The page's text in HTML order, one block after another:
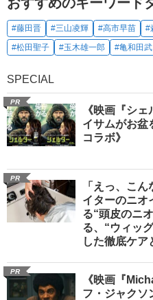
#藤田晋 #三山凌輝 #高市早苗 #
#松田聖子
#玉木雄一郎 #亀和田武
SPECIAL
PR
《映画『シ
イサムがお盆
コラボ》
PR
「えっ、こ
イターのニ
る“頭皮のニ
る、“ウィッ
した徹底ケア
PR
《映画『
フ・ジャクソ